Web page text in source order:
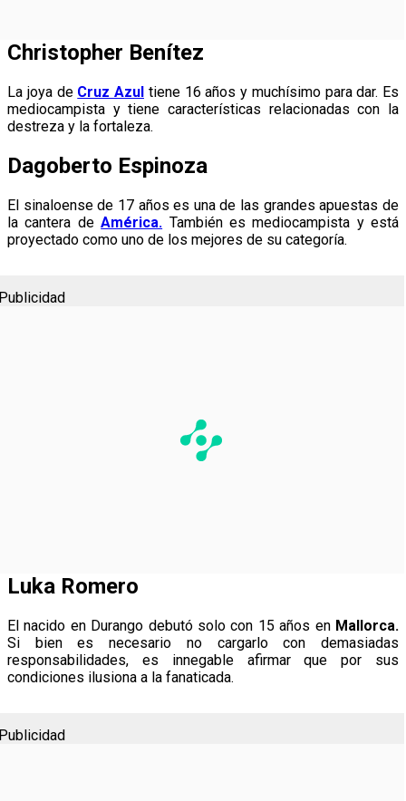
Christopher Benítez
La joya de Cruz Azul tiene 16 años y muchísimo para dar. Es
mediocampista y tiene características relacionadas con la
destreza y la fortaleza.
Dagoberto Espinoza
El sinaloense de 17 años es una de las grandes apuestas de
la cantera deAmérica. También es mediocampista y está
proyectado como uno de los mejores de su categoría.
Luka Romero
El nacido en Durango debutó solo con 15 años en Mallorca.
Si bien es necesario no cargarlo con demasiadas
responsabilidades, es innegable afirmar que por sus
condiciones ilusiona a la fanaticada.